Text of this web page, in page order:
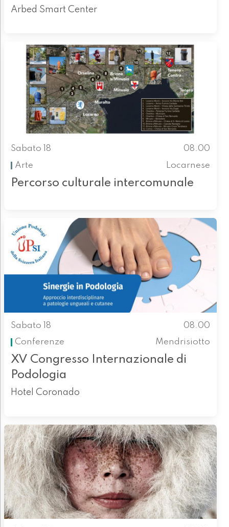
Arbed Smart Center
Sabato 18
08.00
Arte
Locarnese
Percorso culturale intercomunale
Sabato 18
08.00
Conferenze
Mendrisiotto
XV Congresso Internazionale di
Podologia
Hotel Coronado